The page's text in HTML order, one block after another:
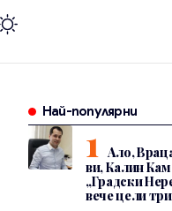
Най-популярни
Ало,
ви, Калин
„Градски
вече цели